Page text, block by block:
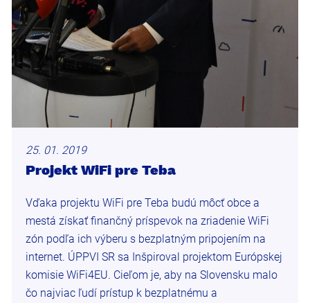
25. 01. 2019
Projekt WiFi pre Teba
Vďaka projektu WiFi pre Teba budú môcť obce a
mestá získať finančný príspevok na zriadenie WiFi
zón podľa ich výberu s bezplatným pripojením na
internet. ÚPPVI SR sa Inšpiroval projektom Európskej
komisie WiFi4EU. Cieľom je, aby na Slovensku malo
čo najviac ľudí prístup k bezplatnému a